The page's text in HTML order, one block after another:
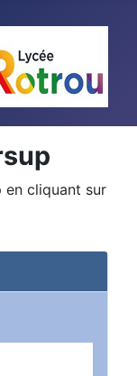
en cliquant sur